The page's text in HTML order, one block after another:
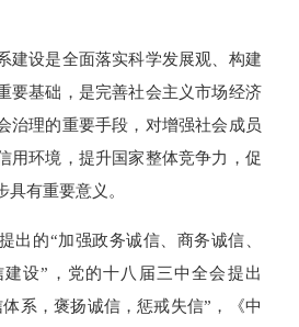
设是全面落实科学发展观、构建
要基础，是完善社会主义市场经济
治理的重要手段，对增强社会成员
用环境，提升国家整体竞争力，促
具有重要意义。
的“加强政务诚信、商务诚信、
设”，党的十八届三中全会提出
系，褒扬诚信，惩戒失信”，《中